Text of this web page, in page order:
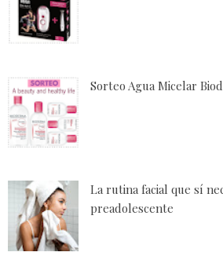
Sorteo Agua Micelar
La rutina facial que sí
preadolescente